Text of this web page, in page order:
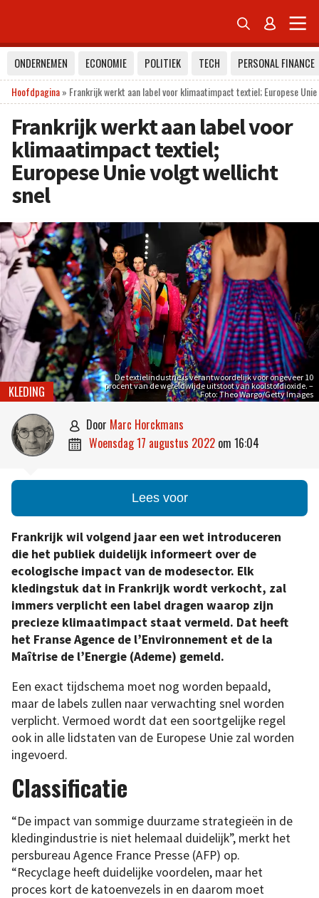
 
ONDERNEMEN ECONOMIE POLITIEK TECH
PERSONAL FINANCE
Hoofdpagina» Frankrijk werkt aan label voor klimaatimpact textiel; Europese
Frankrijk werkt aan label voor
klimaatimpact textiel;
Europese Unie volgt wellicht
snel
De textielindustrie is verantwoordelijk voor ongeveer 10
procent van de wereldwijde uitstoot van koolstofdioxide. –
Foto: Theo Wargo/Getty Images
KLEDING
 door Marc Horckmans
 woensdag 17 augustus 2022 om 16:04
Lees voor
Frankrijk wil volgend jaar een wet introduceren
die het publiek duidelijk informeert over de
ecologische impact van de modesector. Elk
kledingstuk dat in Frankrijk wordt verkocht, zal
immers verplicht een label dragen waarop zijn
precieze klimaatimpact staat vermeld. Dat heeft
het Franse Agence de l’Environnement et de la
Maîtrise de l’Energie (Ademe) gemeld.
Een exact tijdschema moet nog worden bepaald,
maar de labels zullen naar verwachting snel worden
verplicht. Vermoed wordt dat een soortgelijke regel
ook in alle lidstaten van de Europese Unie zal worden
ingevoerd.
Classificatie
“De impact van sommige duurzame strategieën in de
kledingindustrie is niet helemaal duidelijk”, merkt het
persbureau Agence France Presse (AFP) op.
“Recyclage heeft duidelijke voordelen, maar het
proces kort de katoenvezels in en daarom moet